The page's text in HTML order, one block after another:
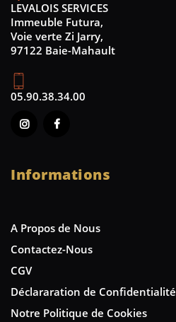
LEVALOIS SERVICES
Immeuble Futura,
Voie verte Zi Jarry,
97122 Baie-Mahault
05.90.38.34.00
Informations
A Propos de Nous
Contactez-Nous
CGV
Déclararation de Confidentialité
Notre Politique de Cookies